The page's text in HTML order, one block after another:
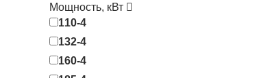
Мощность, кВт
110-4
132-4
160-4